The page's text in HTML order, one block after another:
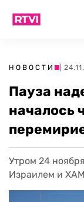
НОВОСТИ |
Пауза
началось
Утром 24
Израилем и